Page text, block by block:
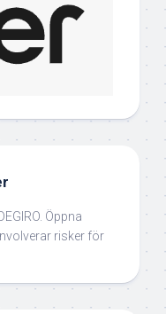
Öppna
risker för